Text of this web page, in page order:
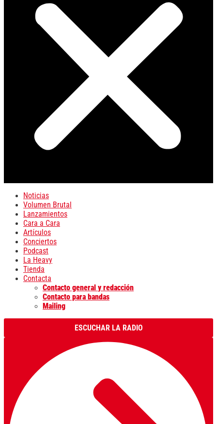
Noticias
Volumen Brutal
Lanzamientos
Cara a Cara
Artículos
Conciertos
Podcast
La Heavy
Tienda
Contacta
Contacto general y redacción
Contacto para bandas
Mailing
ESCUCHAR LA RADIO